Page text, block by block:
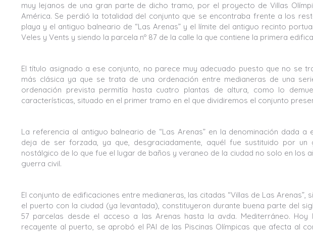
muy lejanos de una gran parte de dicho tramo, por el proyecto de Villas
América. Se perdió la totalidad del conjunto que se encontraba frente a los
playa y el antiguo balneario de “Las Arenas” y el límite del antiguo recinto
Veles y Vents y siendo la parcela nº 87 de la calle la que contiene la primera
El título asignado a ese conjunto, no parece muy adecuado puesto que no se
más clásica ya que se trata de una ordenación entre medianeras de una
ordenación prevista permitía hasta cuatro plantas de altura, como lo
características, situado en el primer tramo en el que dividiremos el conjunto
La referencia al antiguo balneario de “Las Arenas” en la denominación dada
deja de ser forzada, ya que, desgraciadamente, aquél fue sustituido por un
nostálgico de lo que fue el lugar de baños y veraneo de la ciudad no solo en los
guerra civil.
El conjunto de edificaciones entre medianeras, las citadas “Villas de Las Arenas”,
el puerto con la ciudad (ya levantada), constituyeron durante buena parte del
57 parcelas desde el acceso a las Arenas hasta la avda. Mediterráneo.
recayente al puerto, se aprobó el PAI de las Piscinas Olímpicas que afecta al